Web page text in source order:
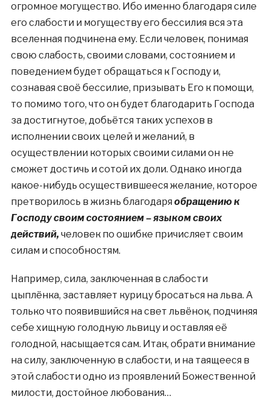
огромное могущество. Ибо именно благодаря силе
его слабости и могуществу его бессилия вся эта
вселенная подчинена ему. Если человек, понимая
свою слабость, своими словами, состоянием и
поведением будет обращаться к Господу и,
сознавая своё бессилие, призывать Его к помощи,
то помимо того, что он будет благодарить Господа
за достигнутое, добьётся таких успехов в
исполнении своих целей и желаний, в
осуществлении которых своими силами он не
сможет достичь и сотой их доли. Однако иногда
какое-нибудь осуществившееся желание, которое
претворилось в жизнь благодаря обращению к
Господу своим состоянием – языком своих
действий, человек по ошибке причисляет своим
силам и способностям.
Например, сила, заключенная в слабости
цыплёнка, заставляет курицу бросаться на льва. А
только что появившийся на свет львёнок, подчиняя
себе хищную голодную львицу и оставляя её
голодной, насыщается сам. Итак, обрати внимание
на силу, заключенную в слабости, и на таящееся в
этой слабости одно из проявлений Божественной
милости, достойное любования…